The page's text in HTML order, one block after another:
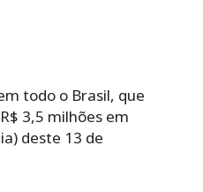
todo o Brasil, que
3,5 milhões em
deste 13 de